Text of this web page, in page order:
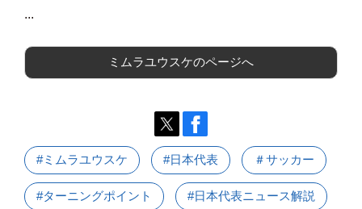
...
ミムラユウスケのページへ
#ミムラユウスケ #日本代表 ＃サッカー
#ターニングポイント #日本代表ニュース解説